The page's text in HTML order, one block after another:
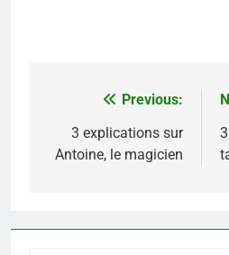
Navigation
l’article
Previous:
3 explications sur
Antoine, le magicien